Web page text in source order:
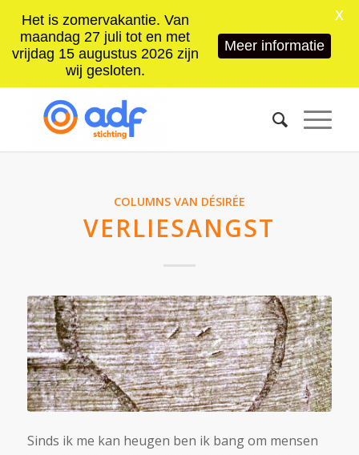
COLUMNS VAN DÉSIRÉE
VERLIESANGST
Sinds ik me kan heugen ben ik bang om mensen
Het is zomervakantie. Van
maandag 27 juli tot en met
vrijdag 15 augustus 2026 zijn
wij gesloten.
Meer informatie
X